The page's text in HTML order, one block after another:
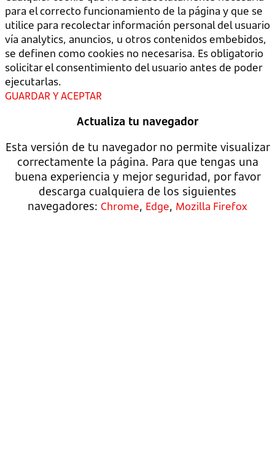
para el correcto funcionamiento de la página y que se
utilice para recolectar información personal del usuario
vía analytics, anuncios, u otros contenidos embebidos,
se definen como cookies no necesarisa. Es obligatorio
solicitar el consentimiento del usuario antes de poder
ejecutarlas.
GUARDAR Y ACEPTAR
Actualiza tu navegador
Esta versión de tu navegador no permite visualizar
correctamente la página. Para que tengas una
buena experiencia y mejor seguridad, por favor
descarga cualquiera de los siguientes
navegadores: Chrome, Edge, Mozilla Firefox